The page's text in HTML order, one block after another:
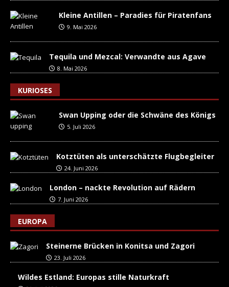
Kleine Antillen – Paradies für Piratenfans
9. Mai 2026
Tequila und Mezcal: Verwandte aus Agave
8. Mai 2026
KURIOSES
Swan Upping oder die Schwäne des Königs
5. Juli 2026
Kotztüten als unterschätzte Flugbegleiter
24. Juni 2026
London – nackte Revolution auf Rädern
7. Juni 2026
EUROPA
Steinerne Brücken in Konitsa und Zagori
23. Juli 2026
Wildes Estland: Europas stille Naturkraft